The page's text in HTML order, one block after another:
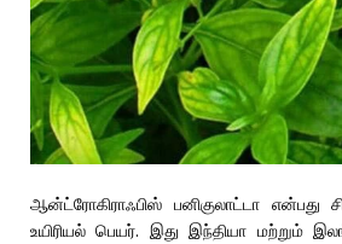
ஆன்ட்ரோகிராஃபிஸ் பனிகுலாட்டா என்பது
உயிரியல் பெயர். இது இந்தியா மற்றும்